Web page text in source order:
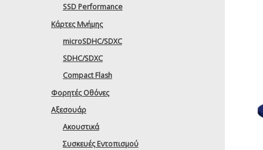
SSD Performance
Κάρτες Μνήμης
microSDHC/SDXC
SDHC/SDXC
Compact Flash
Φορητές Οθόνες
Αξεσουάρ
Ακουστικά
Συσκευές Εντοπισμού